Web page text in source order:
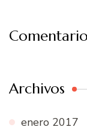
Archivos
enero 2017